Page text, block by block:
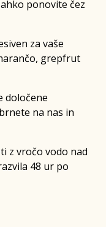
ponovite čez
za vaše
grepfrut
določene
na nas in
z vročo vodo nad
48 ur po